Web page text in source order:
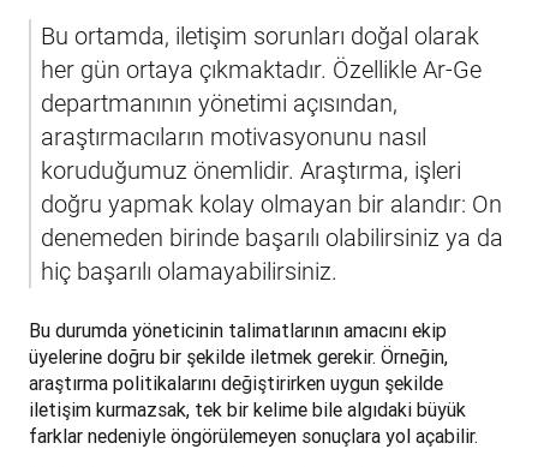
Bu ortamda, iletişim sorunları doğal olarak
her gün ortaya çıkmaktadır. Özellikle Ar-Ge
departmanının yönetimi açısından,
araştırmacıların motivasyonunu nasıl
koruduğumuz önemlidir. Araştırma, işleri
doğru yapmak kolay olmayan bir alandır: On
denemeden birinde başarılı olabilirsiniz ya da
hiç başarılı olamayabilirsiniz.
Bu durumda yöneticinin talimatlarının amacını ekip
üyelerine doğru bir şekilde iletmek gerekir. Örneğin,
araştırma politikalarını değiştirirken uygun şekilde
iletişim kurmazsak, tek bir kelime bile algıdaki büyük
farklar nedeniyle öngörülemeyen sonuçlara yol açabilir.